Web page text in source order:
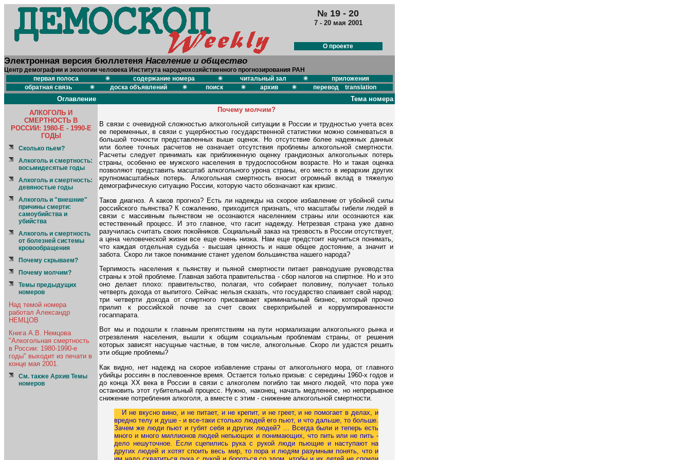
№ 19 - 20
7 - 20 мая 2001
О проекте
Электронная версия бюллетеня Население и общество
Центр демографии и экологии человека Института народнохозяйственного прогнозирования РАН
первая полоса
содержание номера читальный зал
приложения
обратная связь
доска объявлений поиск архив перевод translation
Оглавление
Тема номера
АЛКОГОЛЬ И
СМЕРТНОСТЬ В
РОССИИ: 1980-Е - 1990-Е
ГОДЫ
Сколько пьем?
Алкоголь и смертность:
восьмидесятые годы
Алкоголь и смертность:
девяностые годы
Алкоголь и "внешние"
причины смерти:
самоубийства и
убийства
Алкоголь и смертность
от болезней системы
кровообращения
Почему скрываем?
Почему молчим?
Темы предыдущих
номеров
Над темой номера
работал Александр
НЕМЦОВ
Книга А.В. Немцова
"Алкогольная смертность
в России: 1980-1990-е
годы" выходит из печати в
конце мая 2001.
См. также Архив Темы
номеров
Почему молчим?
В связи с очевидной сложностью алкогольной ситуации в России и трудностью учета всех
ее переменных, в связи с ущербностью государственной статистики можно сомневаться в
большой точности представленных выше оценок. Но отсутствие более надежных данных
или более точных расчетов не означает отсутствия проблемы алкогольной смертности.
Расчеты следует принимать как приближенную оценку грандиозных алкогольных потерь
страны, особенно ее мужского населения в трудоспособном возрасте. Но и такая оценка
позволяют представить масштаб алкогольного урона страны, его место в иерархии других
крупномасштабных потерь. Алкогольная смертность вносит огромный вклад в тяжелую
демографическую ситуацию России, которую часто обозначают как кризис.
Таков диагноз. А каков прогноз? Есть ли надежды на скорое избавление от убойной силы
российского пьянства? К сожалению, приходится признать, что масштабы гибели людей в
связи с массивным пьянством не осознаются населением страны или осознаются как
естественный процесс. И это главное, что гасит надежду. Нетрезвая страна уже давно
разучилась считать своих покойников. Социальный заказ на трезвость в России отсутствует,
а цена человеческой жизни все еще очень низка. Нам еще предстоит научиться понимать,
что каждая отдельная судьба - высшая ценность и наше общее достояние, а значит и
забота. Скоро ли такое понимание станет уделом большинства нашего народа?
Терпимость населения к пьянству и пьяной смертности питает равнодушие руководства
страны к этой проблеме. Главная забота правительства - сбор налогов на спиртное. Но и это
оно делает плохо: правительство, полагая, что собирает половину, получает только
четверть дохода от выпитого. Сейчас нельзя сказать, что государство спаивает свой народ:
три четверти дохода от спиртного присваивает криминальный бизнес, который прочно
прилип к российской почве за счет своих сверхприбылей и коррумпированности
госаппарата.
Вот мы и подошли к главным препятствиям на пути нормализации алкогольного рынка и
отрезвления населения, вышли к общим социальным проблемам страны, от решения
которых зависят насущные частные, в том числе, алкогольные. Скоро ли удастся решить
эти общие проблемы?
Как видно, нет надежд на скорое избавление страны от алкогольного мора, от главного
убийцы россиян в послевоенное время. Остается только призыв: с середины 1960-х годов и
до конца ХХ века в России в связи с алкоголем погибло так много людей, что пора уже
остановить этот губительный процесс. Нужно, наконец, начать медленное, но непрерывное
снижение потребления алкоголя, а вместе с этим - снижение алкогольной смертности.
И не вкусно вино, и не питает, и не крепит, и не греет, и не помогает в делах, и
вредно телу и душе - и все-таки столько людей его пьют, и что дальше, то больше.
Зачем же люди пьют и губят себя и других людей? … Всегда были и теперь есть
много и много миллионов людей непьющих и понимающих, что пить или не пить -
дело нешуточное. Если сцепились рука с рукой люди пьющие и наступают на
других людей и хотят споить весь мир, то пора и людям разумным понять, что и